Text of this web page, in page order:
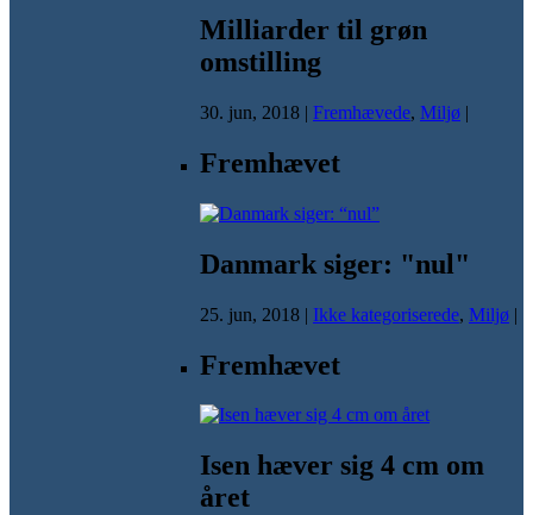
Milliarder til grøn
omstilling
30. jun, 2018 | Fremhævede, Miljø |
Fremhævet
Danmark siger: "nul"
25. jun, 2018 | Ikke kategoriserede, Miljø |
Fremhævet
Isen hæver sig 4 cm om
året